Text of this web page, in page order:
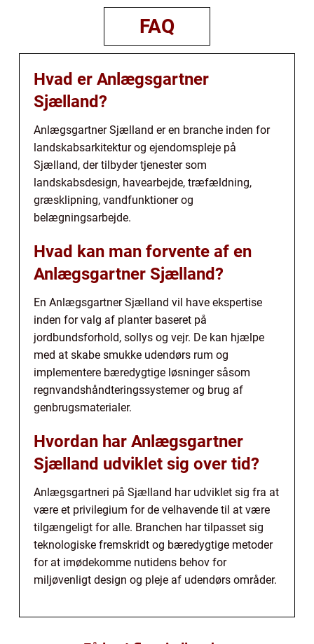
FAQ
Hvad er Anlægsgartner
Sjælland?
Anlægsgartner Sjælland er en branche inden for
landskabsarkitektur og ejendomspleje på
Sjælland, der tilbyder tjenester som
landskabsdesign, havearbejde, træfældning,
græsklipning, vandfunktioner og
belægningsarbejde.
Hvad kan man forvente af en
Anlægsgartner Sjælland?
En Anlægsgartner Sjælland vil have ekspertise
inden for valg af planter baseret på
jordbundsforhold, sollys og vejr. De kan hjælpe
med at skabe smukke udendørs rum og
implementere bæredygtige løsninger såsom
regnvandshåndteringssystemer og brug af
genbrugsmaterialer.
Hvordan har Anlægsgartner
Sjælland udviklet sig over tid?
Anlægsgartneri på Sjælland har udviklet sig fra at
være et privilegium for de velhavende til at være
tilgængeligt for alle. Branchen har tilpasset sig
teknologiske fremskridt og bæredygtige metoder
for at imødekomme nutidens behov for
miljøvenligt design og pleje af udendørs områder.